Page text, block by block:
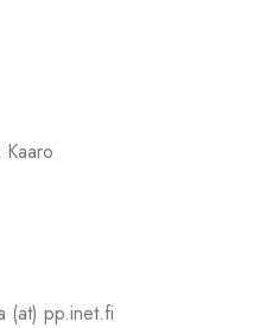
(at) pp.inet.fi